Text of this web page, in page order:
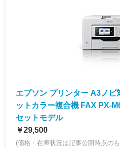
エプソン プリンター A3ノビ
ットカラー複合機 FAX PX-
セットモデル
￥29,500
(価格・在庫状況は記事公開時点の